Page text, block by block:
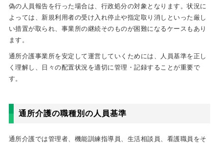
偽の人員報告を行った場合は、行政処分の対象となります。状況に
よっては、新規利用者の受け入れ停止や指定取り消しといった厳し
い措置が取られ、事業所の継続そのものが困難になるケースもあり
ます。
通所介護事業所を安定して運営していくためには、人員基準を正し
く理解し、日々の配置状況を適切に管理・記録することが重要で
す。
通所介護の職種別の人員基準
通所介護では管理者、機能訓練指導員、生活相談員、看護職員をそ